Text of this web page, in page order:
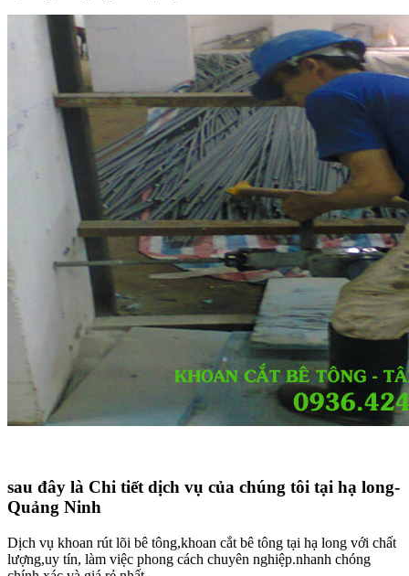
sau đây là Chi tiết dịch vụ của chúng tôi tại hạ long-
Quảng Ninh
Dịch vụ khoan rút lõi bê tông,khoan cắt bê tông tại hạ long với chất
lượng,uy tín, làm việc phong cách chuyên nghiệp.nhanh chóng